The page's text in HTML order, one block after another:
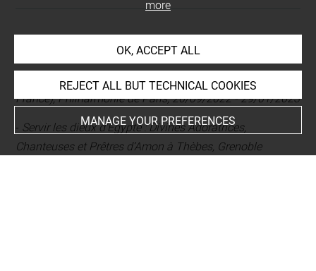
Musicanimale, le grand bestiaire sonore, Paris (Externe,
France), Philharmonie de Paris, 20/09/2022 - 29/01/2023
- Servir les dieux d'Égypte : Divines Adoratrices,
Chanteuses et Prêtres d’Amon à Thèbes, Grenoble
more
OK, ACCEPT ALL
REJECT ALL BUT TECHNICAL COOKIES
MANAGE YOUR PREFERENCES